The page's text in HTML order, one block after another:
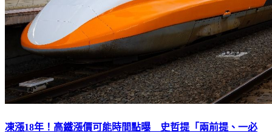
凍漲18年！高鐵漲價可能時間點曝 史哲提「兩前提、一必